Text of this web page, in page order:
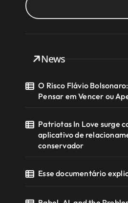
News
O Risco Flávio
Pensar em Vencer ou
Patriotas In Love surge
aplicativo de
conservador
Esse documentário